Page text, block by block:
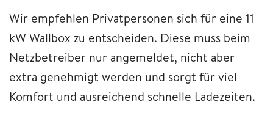
Wir empfehlen Privatpersonen sich für eine 11
kW Wallbox zu entscheiden. Diese muss beim
Netzbetreiber nur angemeldet, nicht aber
extra genehmigt werden und sorgt für viel
Komfort und ausreichend schnelle Ladezeiten.